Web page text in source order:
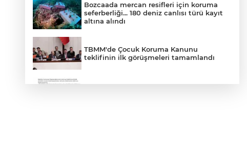
Bozcaada mercan resifleri için koruma
seferberliği... 180 deniz canlısı türü kayıt
altına alındı
TBMM'de Çocuk Koruma Kanunu
teklifinin ilk görüşmeleri tamamlandı